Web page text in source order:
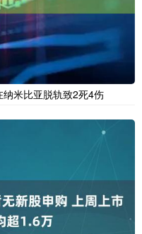
纳米比亚脱轨致2死4伤